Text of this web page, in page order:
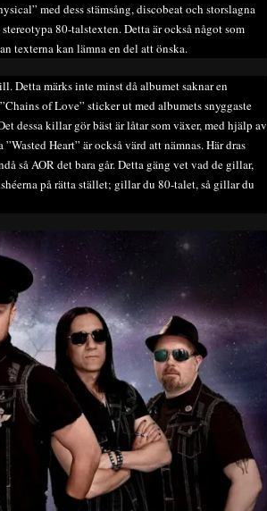
med dess stämsång, discobeat och storslagna
80-talstexten. Detta är också något som
texterna kan lämna en del att önska.
Detta märks inte minst då albumet saknar en
of Love” sticker ut med albumets snyggaste
dessa killar gör bäst är låtar som växer, med hjälp av
Heart” är också värd att nämnas. Här dras
så AOR det bara går. Detta gäng vet vad de gillar,
på rätta stället; gillar du 80-talet, så gillar du